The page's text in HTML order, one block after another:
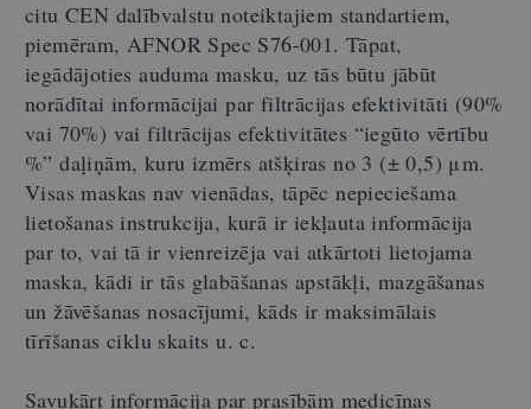
citu CEN dalībvalstu noteiktajiem standartiem,
piemēram, AFNOR Spec S76-001. Tāpat,
iegādājoties auduma masku, uz tās būtu jābūt
norādītai informācijai par filtrācijas efektivitāti (90%
vai 70%) vai filtrācijas efektivitātes “iegūto vērtību
%” daļiņām, kuru izmērs atšķiras no 3 (± 0,5) μm.
Visas maskas nav vienādas, tāpēc nepieciešama
lietošanas instrukcija, kurā ir iekļauta informācija
par to, vai tā ir vienreizēja vai atkārtoti lietojama
maska, kādi ir tās glabāšanas apstākļi, mazgāšanas
un žāvēšanas nosacījumi, kāds ir maksimālais
tīrīšanas ciklu skaits u. c.
Savukārt informācija par prasībām medicīnas